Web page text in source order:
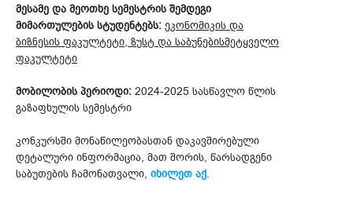
მესამე და მეოთხე სემესტრის შემდეგი
მიმართულების სტუდენტებს: ეკონომიკის და
ბიზნესის ფაკულტეტი, ზუსტ და საბუნებისმეტყველო
ფაკულტეტი
მობილობის პერიოდი: 2024-2025 სასწავლო წლის
გაზაფხულის სემესტრი
კონკურსში მონაწილეობასთან დაკავშირებული
დეტალური ინფორმაცია, მათ შორის, წარსადგენი
საბუთების ჩამონათვალი, იხილეთ აქ.